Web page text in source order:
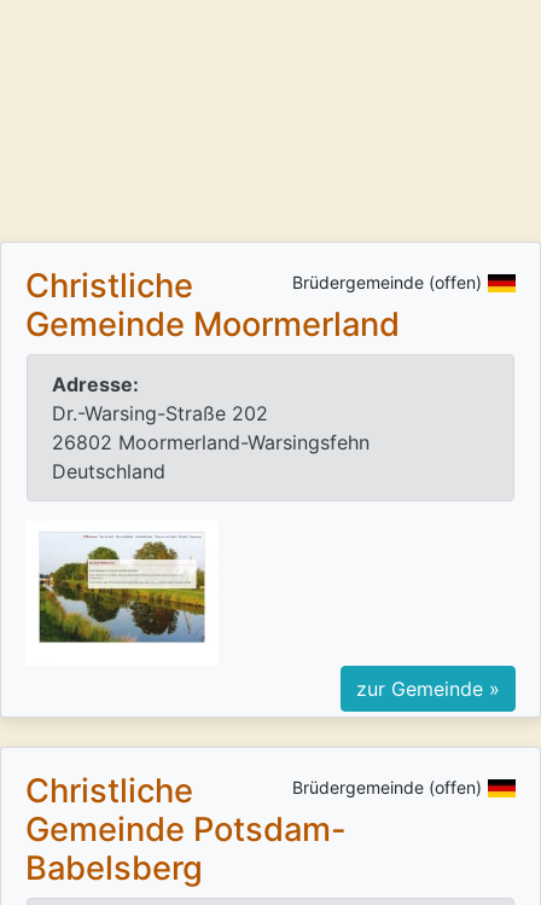
Brüdergemeinde (offen)
Christliche
Gemeinde Moormerland
Adresse:
Dr.-Warsing-Straße 202
26802 Moormerland-Warsingsfehn
Deutschland
zur Gemeinde »
Brüdergemeinde (offen)
Christliche
Gemeinde Potsdam-
Babelsberg